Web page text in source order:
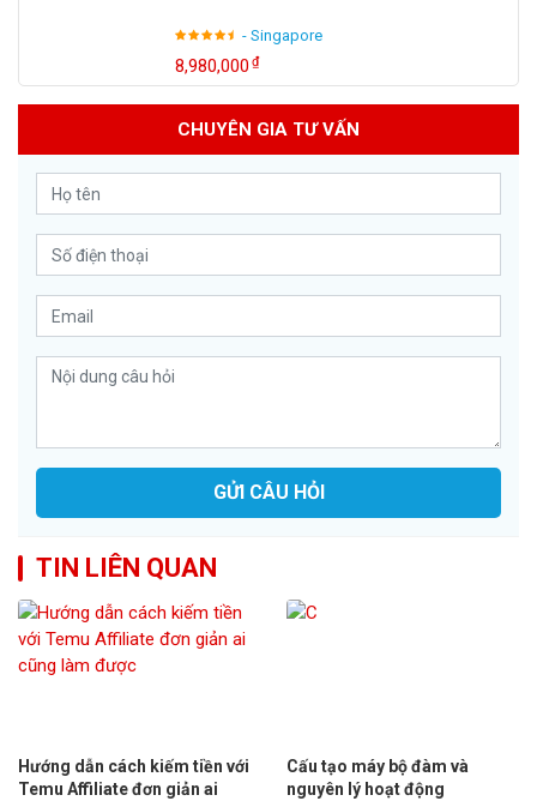
- Singapore
8,980,000₫
CHUYÊN GIA TƯ VẤN
GỬI CÂU HỎI
TIN LIÊN QUAN
Hướng dẫn cách kiếm tiền với
Temu Affiliate đơn giản ai
Cấu tạo máy bộ đàm và
nguyên lý hoạt động